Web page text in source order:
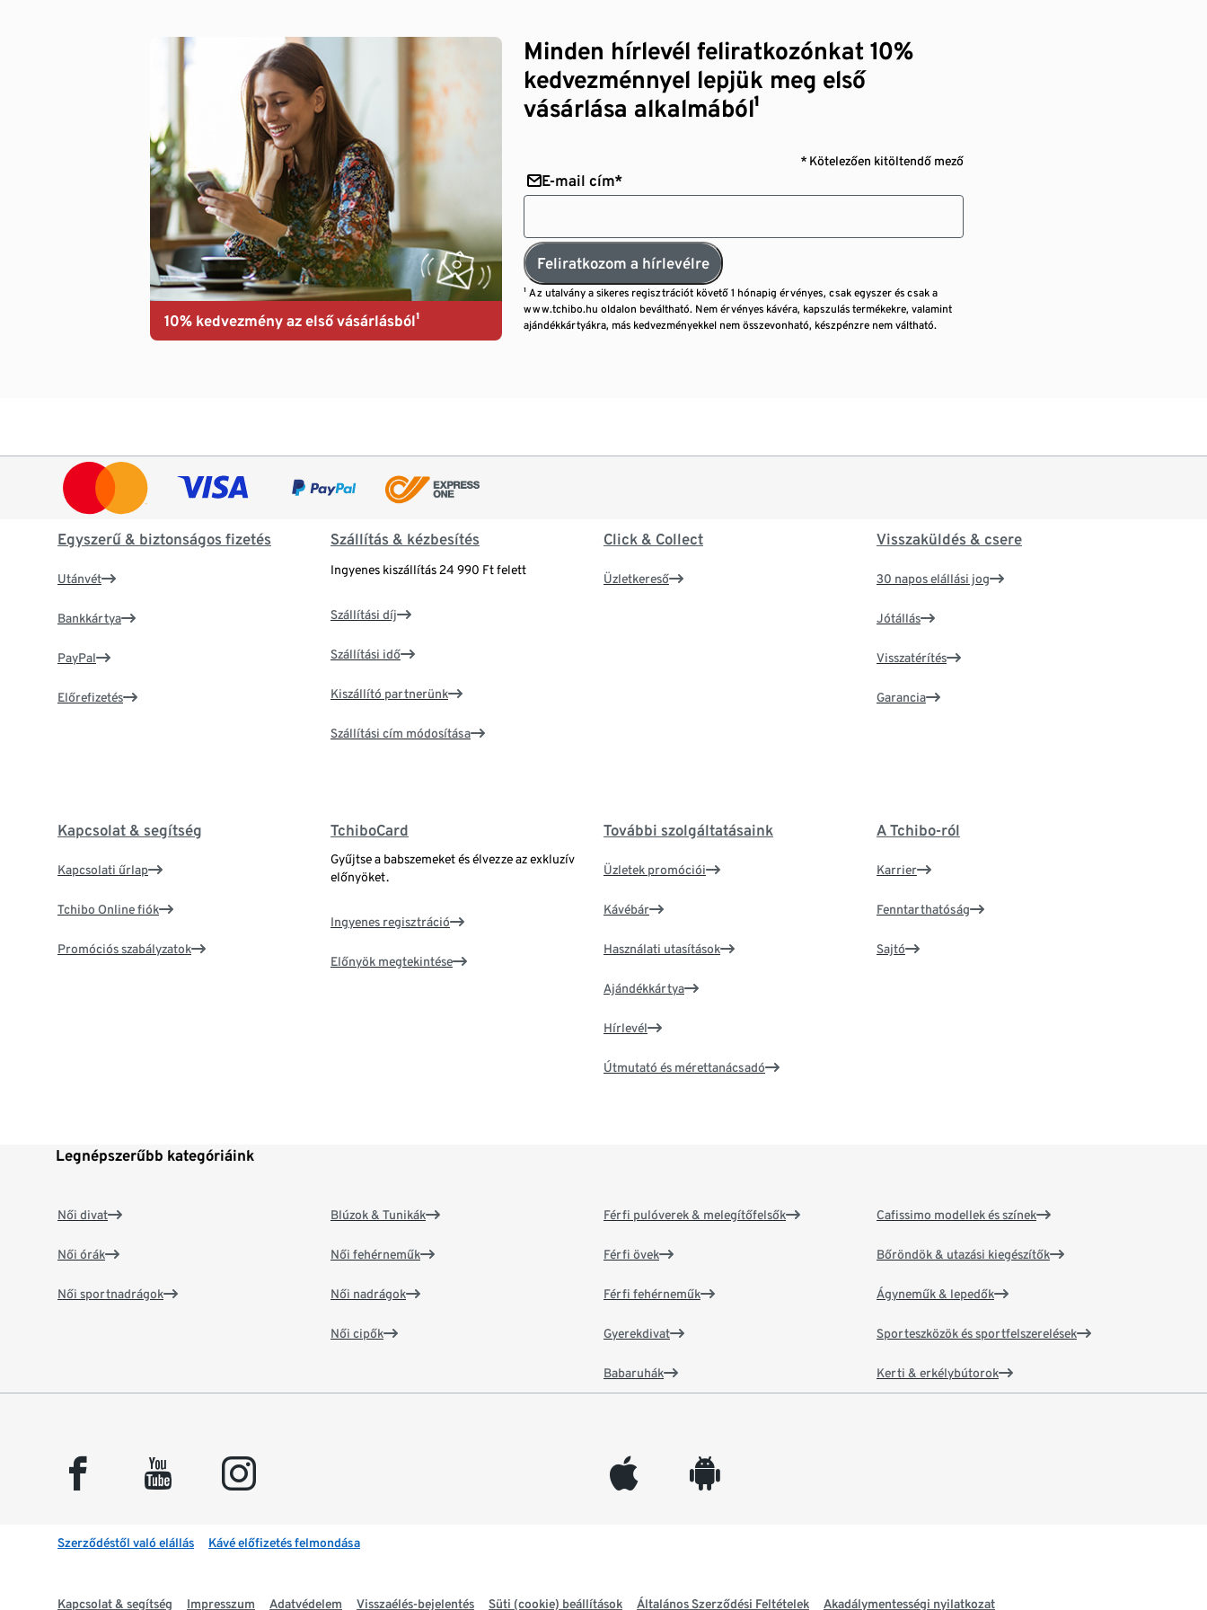
10% kedvezmény az első vásárlásból¹
Minden hírlevél feliratkozónkat 10%
kedvezménnyel lepjük meg első
vásárlása alkalmából¹
* Kötelezően kitöltendő mező
E-mail cím*
Feliratkozom a hírlevélre
¹ Az utalvány a sikeres regisztrációt követő 1 hónapig érvényes, csak egyszer és csak a
www.tchibo.hu oldalon beváltható. Nem érvényes kávéra, kapszulás termékekre, valamint
ajándékkártyákra, más kedvezményekkel nem összevonható, készpénzre nem váltható.
Egyszerű & biztonságos fizetés
Utánvét
Bankkártya
PayPal
Előrefizetés
Szállítás & kézbesítés
Ingyenes kiszállítás 24 990 Ft felett
Szállítási díj
Szállítási idő
Kiszállító partnerünk
Szállítási cím módosítása
Click & Collect
Üzletkereső
Visszaküldés & csere
30 napos elállási jog
Jótállás
Visszatérítés
Garancia
Kapcsolat & segítség
Kapcsolati űrlap
Tchibo Online fiók
Promóciós szabályzatok
TchiboCard
Gyűjtse a babszemeket és élvezze az exkluzív
előnyöket.
Ingyenes regisztráció
Előnyök megtekintése
További szolgáltatásaink
Üzletek promóciói
Kávébár
Használati utasítások
Ajándékkártya
Hírlevél
Útmutató és mérettanácsadó
A Tchibo-ról
Karrier
Fenntarthatóság
Sajtó
Legnépszerűbb kategóriáink
Női divat
Női órák
Női sportnadrágok
Blúzok & Tunikák
Női fehérneműk
Női nadrágok
Női cipők
Férfi pulóverek & melegítőfelsők
Férfi övek
Férfi fehérneműk
Gyerekdivat
Babaruhák
Cafissimo modellek és színek
Bőröndök & utazási kiegészítők
Ágyneműk & lepedők
Sporteszközök és sportfelszerelések
Kerti & erkélybútorok
facebook youtube instagram appleinc android
Szerződéstől való elállás Kávé előfizetés felmondása
Kapcsolat & segítség Impresszum Adatvédelem Visszaélés-bejelentés Süti (cookie) beállítások Általános Szerződési Feltételek Akadálymentességi nyilatkozat